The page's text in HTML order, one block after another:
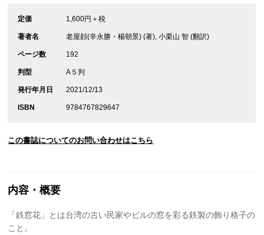
定価 1,600円＋税
著者名 老屋顔(辛永勝・楊朝景) (著), 小栗山 智 (翻訳)
ページ数 192
判型 A５判
発行年月日 2021/12/13
ISBN 9784767829647
この書誌についてのお問い合わせはこちら
内容・概要
「鉄窓花」とは台湾の古い民家やビルの窓を彩る鉄製の飾り格子の
こと。